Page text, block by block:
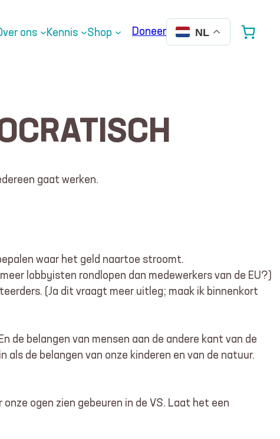
ons Kennis Shop Doneer NL
gaat werken.
waar het geld naartoe stroomt.
lobbyisten rondlopen dan medewerkers van de EU?)
(Ja dit vraagt meer uitleg; maak ik binnenkort
de belangen van mensen aan de andere kant van de
de belangen van onze kinderen en van de natuur.
ogen zien gebeuren in de VS. Laat het een